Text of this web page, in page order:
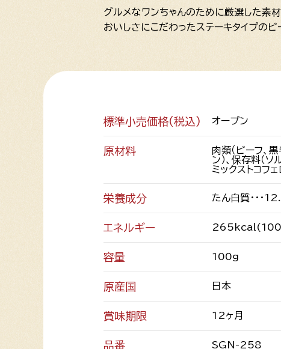
グルメなワンちゃんのために厳選した素材
おいしさにこだわったステーキタイプのビ
標準小売価格(税込) オープン
原材料
肉類（ビーフ、
ン）、保存料（
ミックストコフ
栄養成分 たん白質・・・
エネルギー 265kcal(100
容量 100g
原産国 日本
賞味期限 12ヶ月
品番 SGN-258